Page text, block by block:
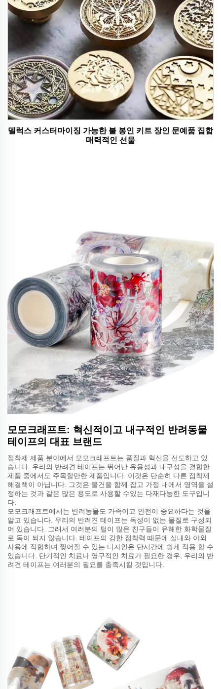
델럭스 커스터마이징 가능한 불 봉인 키트 장인 문예품 집합
매력적인 선물
모모크래프트: 혁신적이고 내구적인 반려동물
테이프의 대표 브랜드
접착제 제품 분야에서 모모크래프트는 품질과 혁신을 선도하고 있
습니다. 우리의 반려견 테이프는 뛰어난 유용성과 내구성을 결합한
제품 중에서도 주목할만한 제품입니다. 이것은 단순히 다른 접착제
해결책이 아닙니다. 그것은 물건을 함께 잡고 가정 내에서 영역을 설
정하는 것과 같은 많은 용도로 사용할 수있는 다재다능한 도구입니
다.
모모크래프트에서는 반려동물도 가족이고 안전이 중요하다는 것을
알고 있습니다. 우리의 반려견 테이프는 독성이 없는 물질로 구성되
어 있습니다. 그래서 여러분의 털이 많은 친구들이 유해한 화학물질
로 독이 되지 않습니다. 테이프의 강한 접착력 때문에 실내와 야외
사용에 적합하며 찢어질 수 있는 디자인은 단시간에 쉽게 적용 할 수
있습니다. 단기적인 치료나 영구적인 치료가 필요한 경우, 우리의 반
려견 테이프는 여러분의 필요를 충족시킬 것입니다.